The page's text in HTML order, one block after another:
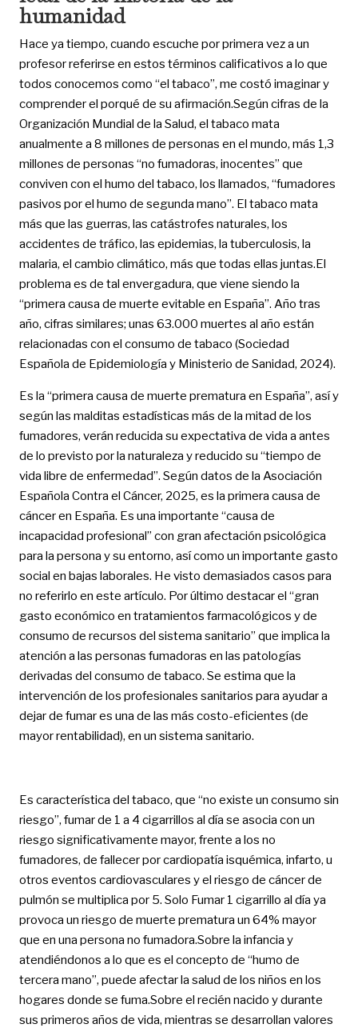
humanidad
Hace ya tiempo, cuando escuche por primera vez a un
profesor referirse en estos términos calificativos a lo que
todos conocemos como “el tabaco”, me costó imaginar y
comprender el porqué de su afirmación.Según cifras de la
Organización Mundial de la Salud, el tabaco mata
anualmente a 8 millones de personas en el mundo, más 1,3
millones de personas “no fumadoras, inocentes” que
conviven con el humo del tabaco, los llamados, “fumadores
pasivos por el humo de segunda mano”. El tabaco mata
más que las guerras, las catástrofes naturales, los
accidentes de tráfico, las epidemias, la tuberculosis, la
malaria, el cambio climático, más que todas ellas juntas.El
problema es de tal envergadura, que viene siendo la
“primera causa de muerte evitable en España”. Año tras
año, cifras similares; unas 63.000 muertes al año están
relacionadas con el consumo de tabaco (Sociedad
Española de Epidemiología y Ministerio de Sanidad, 2024).
Es la “primera causa de muerte prematura en España”, así y
según las malditas estadísticas más de la mitad de los
fumadores, verán reducida su expectativa de vida a antes
de lo previsto por la naturaleza y reducido su “tiempo de
vida libre de enfermedad”. Según datos de la Asociación
Española Contra el Cáncer, 2025, es la primera causa de
cáncer en España. Es una importante “causa de
incapacidad profesional” con gran afectación psicológica
para la persona y su entorno, así como un importante gasto
social en bajas laborales. He visto demasiados casos para
no referirlo en este artículo. Por último destacar el “gran
gasto económico en tratamientos farmacológicos y de
consumo de recursos del sistema sanitario” que implica la
atención a las personas fumadoras en las patologías
derivadas del consumo de tabaco. Se estima que la
intervención de los profesionales sanitarios para ayudar a
dejar de fumar es una de las más costo-eficientes (de
mayor rentabilidad), en un sistema sanitario.
Es característica del tabaco, que “no existe un consumo sin
riesgo”, fumar de 1 a 4 cigarrillos al día se asocia con un
riesgo significativamente mayor, frente a los no
fumadores, de fallecer por cardiopatía isquémica, infarto, u
otros eventos cardiovasculares y el riesgo de cáncer de
pulmón se multiplica por 5. Solo Fumar 1 cigarrillo al día ya
provoca un riesgo de muerte prematura un 64% mayor
que en una persona no fumadora.Sobre la infancia y
atendiéndonos a lo que es el concepto de “humo de
tercera mano”, puede afectar la salud de los niños en los
hogares donde se fuma.Sobre el recién nacido y durante
sus primeros años de vida, mientras se desarrollan valores